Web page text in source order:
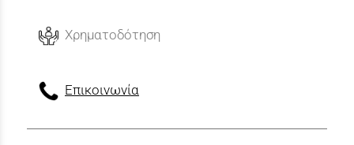
Χρηματοδότηση
Επικοινωνία